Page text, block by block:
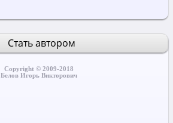
Стать автором
Copyright © 2009-2018
Белов Игорь Викторович